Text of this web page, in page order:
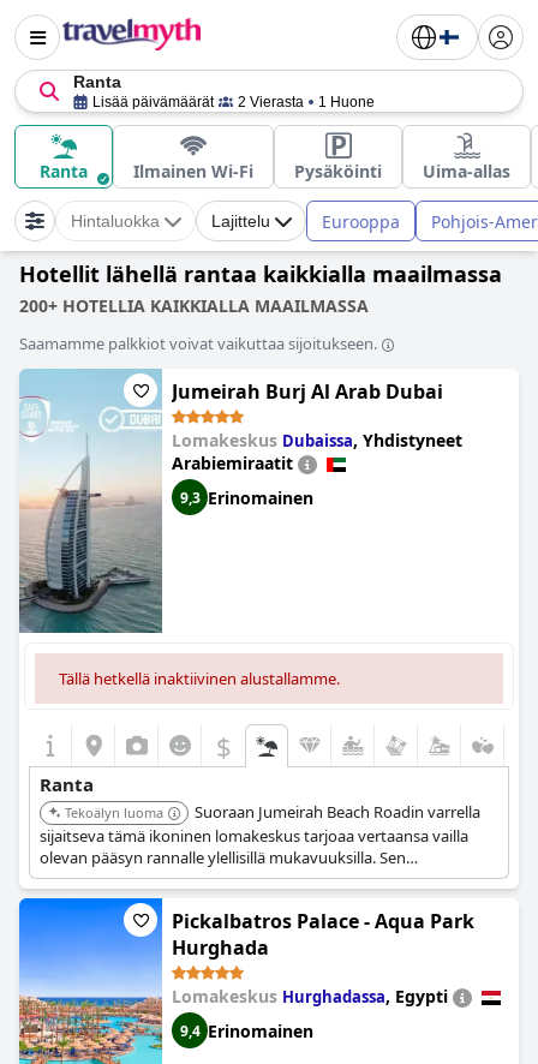
Ranta
Lisää päivämäärät 2 Vierasta 1 Huone
Ranta Ilmainen Wi-Fi Pysäköinti Uima-allas
Hintaluokka Lajittelu Eurooppa Pohjois-
Hotellit lähellä rantaa kaikkialla maailmassa
200+ HOTELLIA KAIKKIALLA MAAILMASSA
Saamamme palkkiot voivat vaikuttaa sijoitukseen.
Jumeirah Burj Al Arab Dubai
Lomakeskus Dubaissa, Yhdistyneet
Arabiemiraatit
9,3 Erinomainen
Tällä hetkellä inaktiivinen alustallamme.
$
Ranta
Tekoälyn luoma
Suoraan Jumeirah Beach Roadin varrella
sijaitseva tämä ikoninen lomakeskus tarjoaa vertaansa vailla
olevan pääsyn rannalle ylellisillä mukavuuksilla. Sen
ensiluokkainen rantasijainti ja maailmanluokan palvelu tekevät
siitä huippuvalinnan rannan ystäville.
Pickalbatros Palace - Aqua Park
Hurghada
Lomakeskus Hurghadassa, Egypti
9,4 Erinomainen